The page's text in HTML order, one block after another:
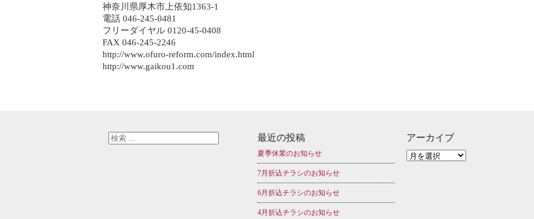
神奈川県厚木市上依知1363-1
電話 046-245-0481
フリーダイヤル 0120-45-0408
FAX 046-245-2246
http://www.ofuro-reform.com/index.html
http://www.gaikou1.com
最近の投稿
夏季休業のお知らせ
7月折込チラシのお知らせ
6月折込チラシのお知らせ
4月折込チラシのお知らせ
アーカイブ